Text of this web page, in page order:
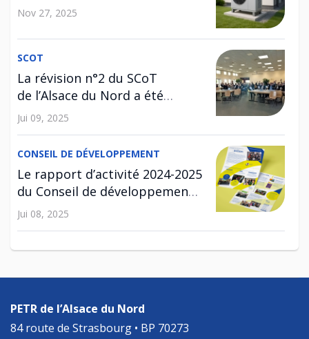
Nov 27, 2025
SCOT
La révision n°2 du SCoT
de l’Alsace du Nord a été
approuvée !
Jui 09, 2025
CONSEIL DE DÉVELOPPEMENT
Le rapport d’activité 2024-2025
du Conseil de développement
est disponible !
Jui 08, 2025
SCOT
Avr 29, 2025
PETR de l’Alsace du Nord
84 route de Strasbourg • BP 70273